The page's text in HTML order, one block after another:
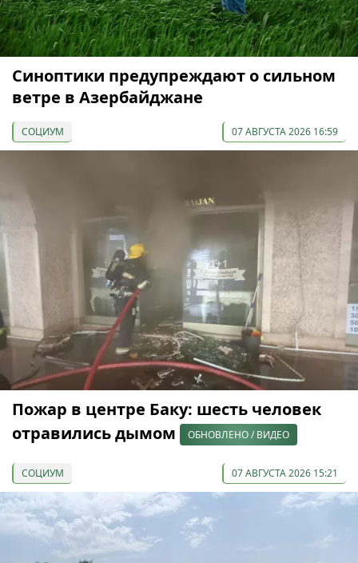
Синоптики предупреждают о сильном
ветре в Азербайджане
СОЦИУМ 07 АВГУСТА 2026 16:59
Пожар в центре Баку: шесть человек
отравились дымом
ОБНОВЛЕНО / ВИДЕО
СОЦИУМ 07 АВГУСТА 2026 15:21